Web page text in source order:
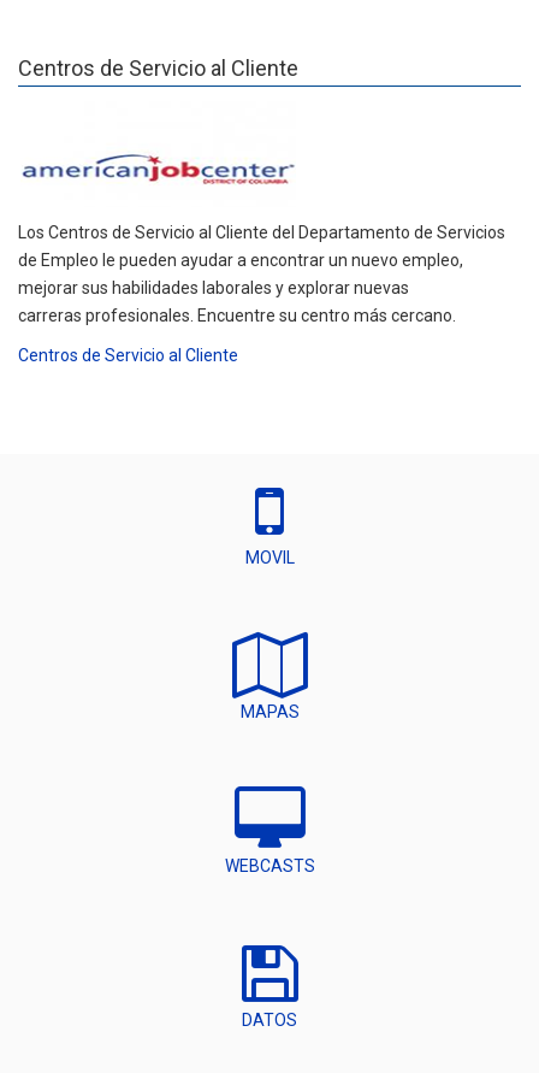
Centros de Servicio al Cliente
Los Centros de Servicio al Cliente del Departamento de Servicios
de Empleo le pueden ayudar a encontrar un nuevo empleo,
mejorar sus habilidades laborales y explorar nuevas
carreras profesionales. Encuentre su centro más cercano.
Centros de Servicio al Cliente
MOVIL
MAPAS
WEBCASTS
DATOS